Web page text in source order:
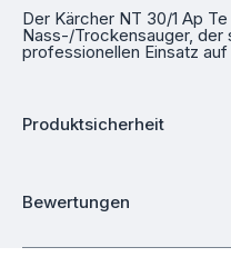
Der Kärcher NT 30/1 Ap
Nass-/Trockensauger, der
professionellen Einsatz
Produktsicherheit
Bewertungen